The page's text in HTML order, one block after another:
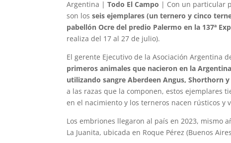
Argentina |Todo El Campo | Con un particular
son losseis ejemplares (un ternero y cinco
pabellón Ocre del predio Palermo en la 137ª
realiza del 17 al 27 de julio).
El gerente Ejecutivo de la Asociación Argentina
primeros animales que nacieron en la Argentina
utilizando sangre Aberdeen Angus, Shorthorn
a las razas que la componen, estos ejemplares
en el nacimiento y los terneros nacen rústicos y
Los embriones llegaron al país en 2023, mismo
La Juanita, ubicada en Roque Pérez (Buenos